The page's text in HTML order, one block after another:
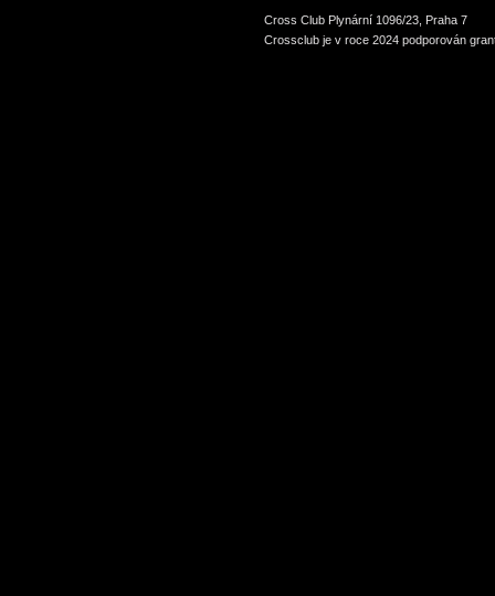
Cross Club Plynární 1096/23, Praha 7
Crossclub je v roce 2024 podporován